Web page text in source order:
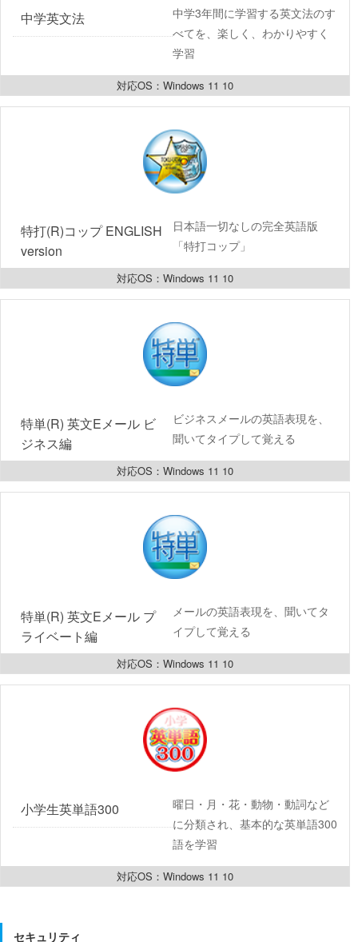
中学英文法
中学3年間に学習する英文法のす
べてを、楽しく、わかりやすく
学習
対応OS：Windows 11 10
特打(R)コップ ENGLISH
version
日本語一切なしの完全英語版
「特打コップ」
対応OS：Windows 11 10
特単(R) 英文Eメール ビ
ジネス編
ビジネスメールの英語表現を、
聞いてタイプして覚える
対応OS：Windows 11 10
特単(R) 英文Eメール プ
ライベート編
メールの英語表現を、聞いてタ
イプして覚える
対応OS：Windows 11 10
小学生英単語300
曜日・月・花・動物・動詞など
に分類され、基本的な英単語300
語を学習
対応OS：Windows 11 10
セキュリティ